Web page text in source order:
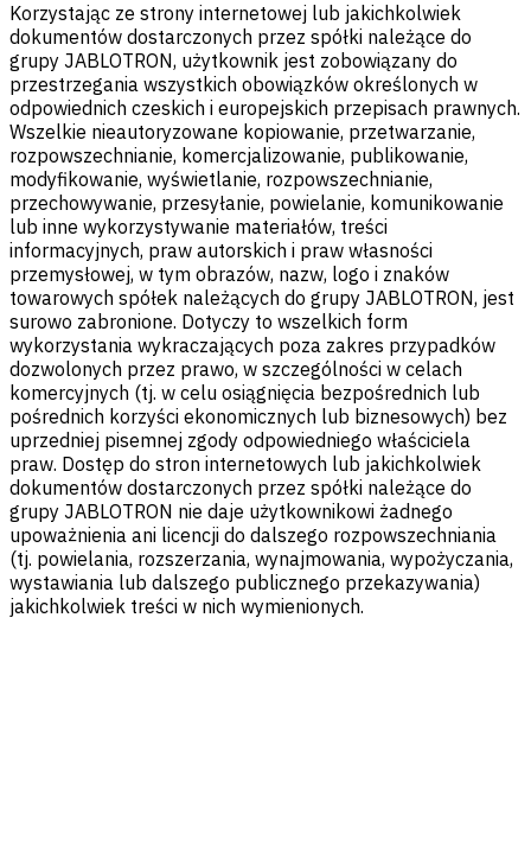
Korzystając ze strony internetowej lub jakichkolwiek
dokumentów dostarczonych przez spółki należące do
grupy JABLOTRON, użytkownik jest zobowiązany do
przestrzegania wszystkich obowiązków określonych w
odpowiednich czeskich i europejskich przepisach prawnych.
Wszelkie nieautoryzowane kopiowanie, przetwarzanie,
rozpowszechnianie, komercjalizowanie, publikowanie,
modyfikowanie, wyświetlanie, rozpowszechnianie,
przechowywanie, przesyłanie, powielanie, komunikowanie
lub inne wykorzystywanie materiałów, treści
informacyjnych, praw autorskich i praw własności
przemysłowej, w tym obrazów, nazw, logo i znaków
towarowych spółek należących do grupy JABLOTRON, jest
surowo zabronione. Dotyczy to wszelkich form
wykorzystania wykraczających poza zakres przypadków
dozwolonych przez prawo, w szczególności w celach
komercyjnych (tj. w celu osiągnięcia bezpośrednich lub
pośrednich korzyści ekonomicznych lub biznesowych) bez
uprzedniej pisemnej zgody odpowiedniego właściciela
praw. Dostęp do stron internetowych lub jakichkolwiek
dokumentów dostarczonych przez spółki należące do
grupy JABLOTRON nie daje użytkownikowi żadnego
upoważnienia ani licencji do dalszego rozpowszechniania
(tj. powielania, rozszerzania, wynajmowania, wypożyczania,
wystawiania lub dalszego publicznego przekazywania)
jakichkolwiek treści w nich wymienionych.